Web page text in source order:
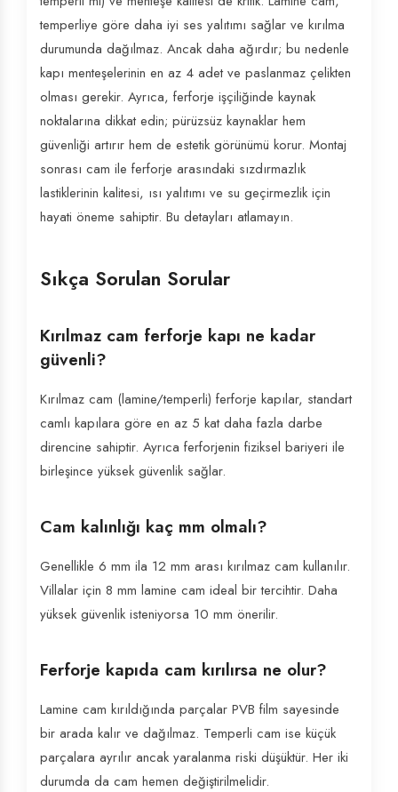
temperliye göre daha iyi ses yalıtımı sağlar ve kırılma
durumunda dağılmaz. Ancak daha ağırdır; bu nedenle
kapı menteşelerinin en az 4 adet ve paslanmaz çelikten
olması gerekir. Ayrıca, ferforje işçiliğinde kaynak
noktalarına dikkat edin; pürüzsüz kaynaklar hem
güvenliği artırır hem de estetik görünümü korur. Montaj
sonrası cam ile ferforje arasındaki sızdırmazlık
lastiklerinin kalitesi, ısı yalıtımı ve su geçirmezlik için
hayati öneme sahiptir. Bu detayları atlamayın.
Sıkça Sorulan Sorular
Kırılmaz cam ferforje kapı ne kadar
güvenli?
Kırılmaz cam (lamine/temperli) ferforje kapılar, standart
camlı kapılara göre en az 5 kat daha fazla darbe
direncine sahiptir. Ayrıca ferforjenin fiziksel bariyeri ile
birleşince yüksek güvenlik sağlar.
Cam kalınlığı kaç mm olmalı?
Genellikle 6 mm ila 12 mm arası kırılmaz cam kullanılır.
Villalar için 8 mm lamine cam ideal bir tercihtir. Daha
yüksek güvenlik isteniyorsa 10 mm önerilir.
Ferforje kapıda cam kırılırsa ne olur?
Lamine cam kırıldığında parçalar PVB film sayesinde
bir arada kalır ve dağılmaz. Temperli cam ise küçük
parçalara ayrılır ancak yaralanma riski düşüktür. Her iki
durumda da cam hemen değiştirilmelidir.